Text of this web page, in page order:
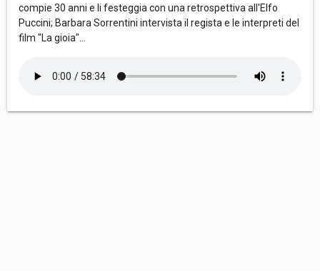
compie 30 anni e li festeggia con una retrospettiva all'Elfo
Puccini; Barbara Sorrentini intervista il regista e le interpreti del
film "La gioia"...